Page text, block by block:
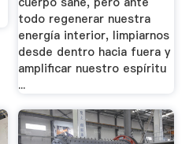
todo regenerar nuestra
energía interior, limpiarnos
desde dentro hacia fuera y
amplificar nuestro espíritu
...